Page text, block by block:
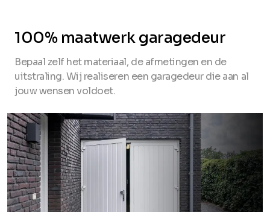
100% maatwerk garagedeur
Bepaal zelf het materiaal, de afmetingen en de
uitstraling. Wij realiseren een garagedeur die aan al
jouw wensen voldoet.